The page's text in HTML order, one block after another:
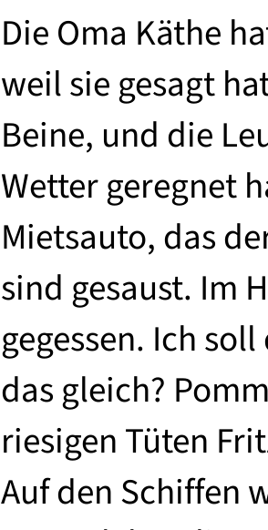
Die Oma Käthe
weil sie gesagt
Beine, und die
Wetter geregnet
Mietsauto, das
sind gesaust. Im
gegessen. Ich
das gleich?
riesigen Tüten
Auf den Schiffen